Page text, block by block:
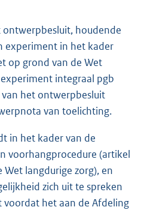
houdende
experiment in het kader
op grond van de Wet
integraal pgb
het ontwerpbesluit
van toelichting.
in het kader van de
voorhangprocedure (artikel
langdurige zorg), en
zich uit te spreken
het aan de Afdeling